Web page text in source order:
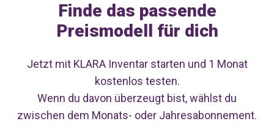
Finde das passende
Preismodell für dich
Jetzt mit KLARA Inventar starten und 1 Monat
kostenlos testen.
Wenn du davon überzeugt bist, wählst du
zwischen dem Monats- oder Jahresabonnement.